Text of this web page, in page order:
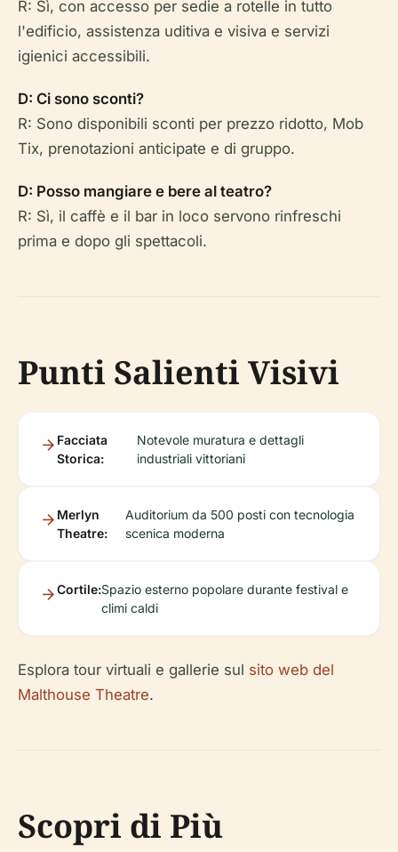
R: Sì, con accesso per sedie a rotelle in tutto
l'edificio, assistenza uditiva e visiva e servizi
igienici accessibili.
D: Ci sono sconti?
R: Sono disponibili sconti per prezzo ridotto, Mob
Tix, prenotazioni anticipate e di gruppo.
D: Posso mangiare e bere al teatro?
R: Sì, il caffè e il bar in loco servono rinfreschi
prima e dopo gli spettacoli.
Punti Salienti Visivi
Facciata
Storica:
Notevole muratura e dettagli
industriali vittoriani
Merlyn
Theatre:
Auditorium da 500 posti con tecnologia
scenica moderna
Cortile:Spazio esterno popolare durante festival e
climi caldi
Esplora tour virtuali e gallerie sul sito web del
Malthouse Theatre.
Scopri di Più